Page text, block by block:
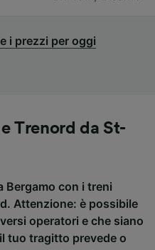
i prezzi per oggi
Trenord da St-
Bergamo con i treni
Attenzione: è possibile
operatori e che siano
tuo tragitto prevede o